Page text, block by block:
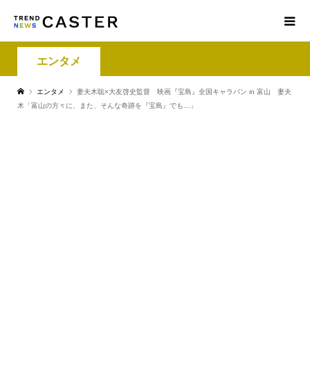
エンタメ
エンタメ
妻夫木聡×大友啓史監督 映画『宝島』全国キャラバン in 富山 妻夫
木「富山の方々に、また、そんな奇跡を『宝島』でも…」